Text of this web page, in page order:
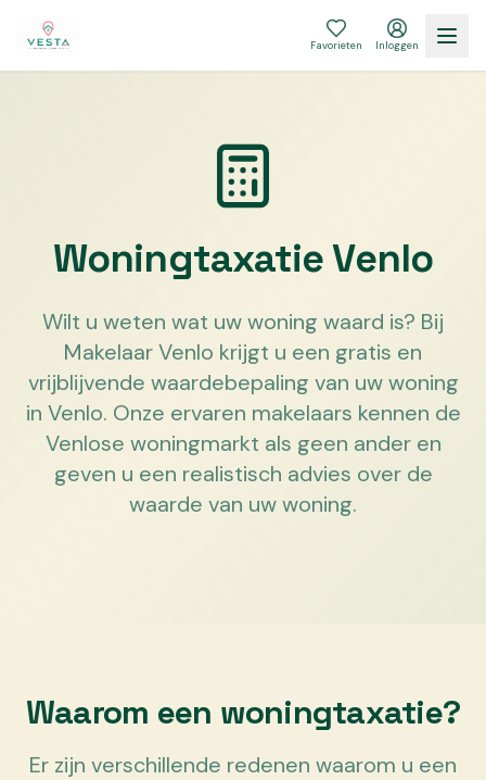
Favorieten Inloggen
Woningtaxatie Venlo
Wilt u weten wat uw woning waard is? Bij
Makelaar Venlo krijgt u een gratis en
vrijblijvende waardebepaling van uw woning
in Venlo. Onze ervaren makelaars kennen de
Venlose woningmarkt als geen ander en
geven u een realistisch advies over de
waarde van uw woning.
Waarom een woningtaxatie?
Er zijn verschillende redenen waarom u een